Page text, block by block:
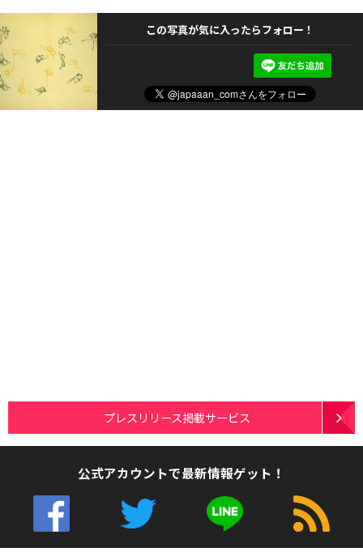
この写真が気に入ったらフォロー！
プレスリリース掲載サービス
公式アカウントで最新情報ゲット！